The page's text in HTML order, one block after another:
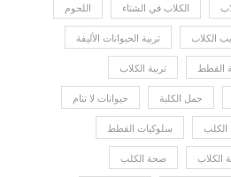
الكلاب في الشتاء اللحوم
الكلاب تربية الحيوانات الأليفة
القطط تربية الكلاب
حمل الكلبة حيوانات لا تنام
الكلب سلوكيات القطط
الكلاب صحة الكلب